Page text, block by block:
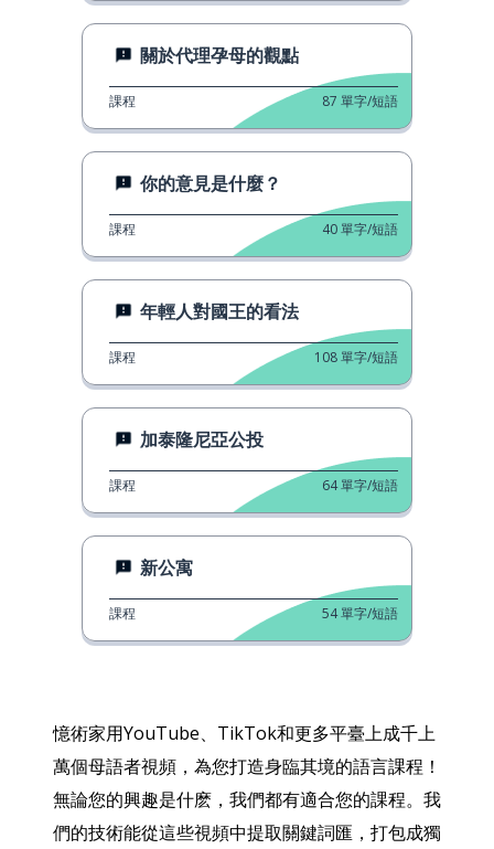
憶術家用YouTube、TikTok和更多平臺上成千上
萬個母語者視頻，為您打造身臨其境的語言課程！
無論您的興趣是什麽，我們都有適合您的課程。我
們的技術能從這些視頻中提取關鍵詞匯，打包成獨
關於代理孕母的觀點
課程 87 單字/短語
你的意見是什麼？
課程 40單字/短語
年輕人對國王的看法
課程 108單字/短語
加泰隆尼亞公投
課程 64單字/短語
新公寓
課程 54單字/短語